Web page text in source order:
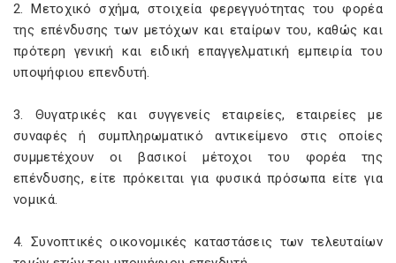
2. Μετοχικό σχήμα, στοιχεία φερεγγυότητας του φορέα
της επένδυσης των μετόχων και εταίρων του, καθώς και
πρότερη γενική και ειδική επαγγελματική εμπειρία του
υποψήφιου επενδυτή.
3. Θυγατρικές και συγγενείς εταιρείες, εταιρείες με
συναφές ή συμπληρωματικό αντικείμενο στις οποίες
συμμετέχουν οι βασικοί μέτοχοι του φορέα της
επένδυσης, είτε πρόκειται για φυσικά πρόσωπα είτε για
νομικά.
4. Συνοπτικές οικονομικές καταστάσεις των τελευταίων